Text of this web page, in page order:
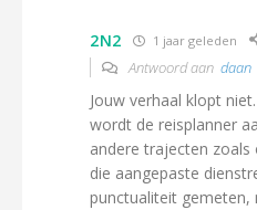
2N2 1 jaar geleden
Antwoord aan daan
Jouw verhaal klopt
wordt de reisplanner
andere trajecten
die aangepaste
punctualiteit gemeten,